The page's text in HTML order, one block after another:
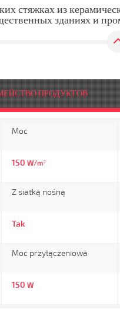
стяжках из
зданиях и
ПРОДУКТОВ
Moc
150 W/m²
Z siatką nośną
Tak
Moc przyłączeniowa
150 W